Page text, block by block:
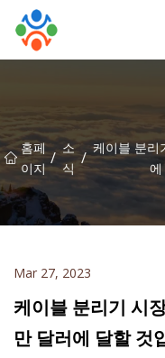
홈페
이지
/ 소
식
/ 케이블 분리
에
Mar 27, 2023
케이블 분리기 시
만 달러에 달할 것